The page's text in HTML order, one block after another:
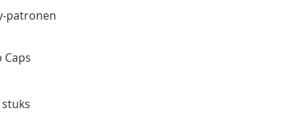
patronen